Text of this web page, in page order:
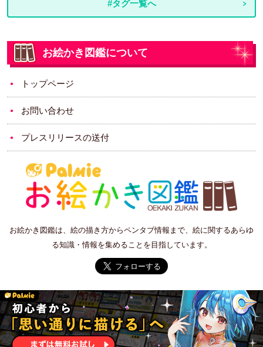
#タグ一覧へ
お絵かき図鑑について
トップページ
お問い合わせ
プレスリリースの送付
お絵かき図鑑は、絵の描き方からペンタブ情報まで、絵に関するあらゆ
る知識・情報を集めることを目指しています。